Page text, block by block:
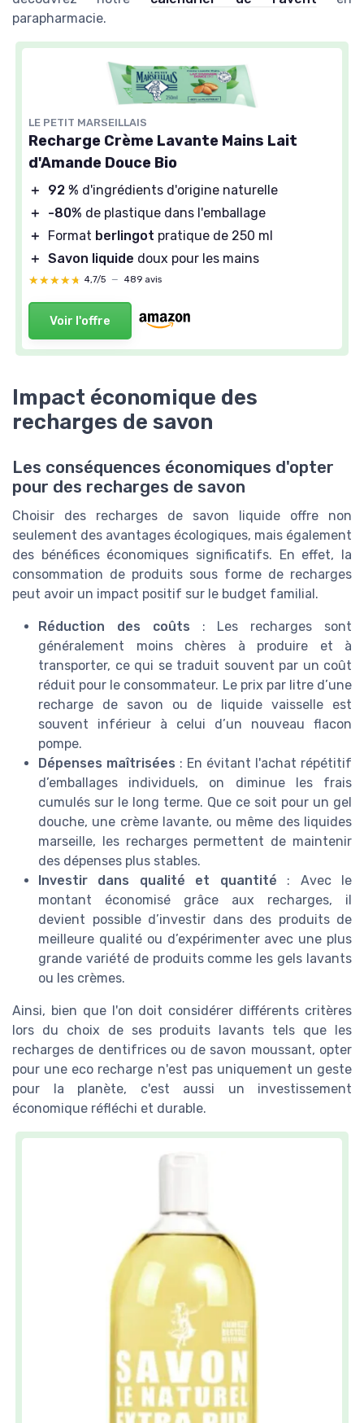
parapharmacie.
LE PETIT MARSEILLAIS
Recharge Crème Lavante Mains Lait
d'Amande Douce Bio
＋ 92 % d'ingrédients d'origine naturelle
＋
-80% de plastique dans l'emballage
＋
Format berlingot pratique de 250 ml
＋ Savon liquide doux pour les mains
★★★★★
★★★★★ 4,7/5 — 489 avis
Voir l'offre
Impact économique des
recharges de savon
Les conséquences économiques d'opter
pour des recharges de savon
Choisir des recharges de savon liquide offre non
seulement des avantages écologiques, mais également
des bénéfices économiques significatifs. En effet, la
consommation de produits sous forme de recharges
peut avoir un impact positif sur le budget familial.
Réduction des coûts : Les recharges sont
généralement moins chères à produire et à
transporter, ce qui se traduit souvent par un coût
réduit pour le consommateur. Le prix par litre d’une
recharge de savon ou de liquide vaisselle est
souvent inférieur à celui d’un nouveau flacon
pompe.
Dépenses maîtrisées : En évitant l'achat répétitif
d’emballages individuels, on diminue les frais
cumulés sur le long terme. Que ce soit pour un gel
douche, une crème lavante, ou même des liquides
marseille, les recharges permettent de maintenir
des dépenses plus stables.
Investir dans qualité et quantité : Avec le
montant économisé grâce aux recharges, il
devient possible d’investir dans des produits de
meilleure qualité ou d’expérimenter avec une plus
grande variété de produits comme les gels lavants
ou les crèmes.
Ainsi, bien que l'on doit considérer différents critères
lors du choix de ses produits lavants tels que les
recharges de dentifrices ou de savon moussant, opter
pour une eco recharge n'est pas uniquement un geste
pour la planète, c'est aussi un investissement
économique réfléchi et durable.